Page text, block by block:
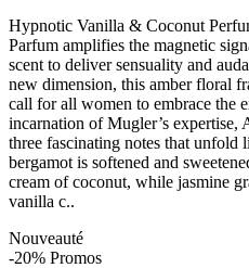
Hypnotic Vanilla & Coconut
Parfum amplifies the magnetic
scent to deliver sensuality and
new dimension, this amber floral
call for all women to embrace the
incarnation of Mugler’s expertise,
three fascinating notes that unfold
bergamot is softened and
cream of coconut, while jasmine
vanilla c..
Nouveauté
-20% Promos